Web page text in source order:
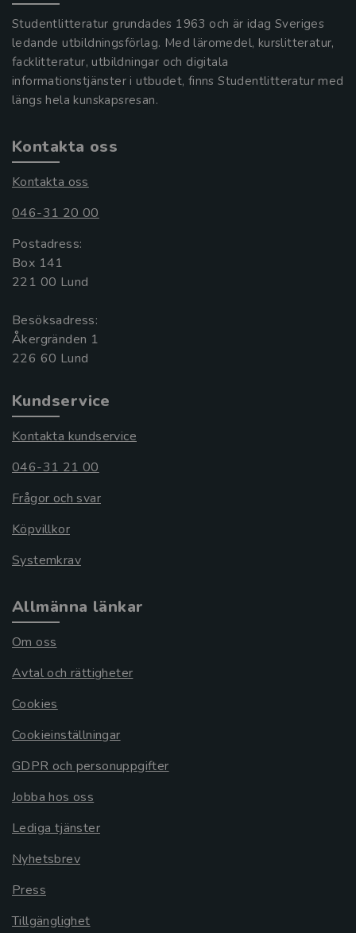
Studentlitteratur grundades 1963 och är idag Sveriges
ledande utbildningsförlag. Med läromedel, kurslitteratur,
facklitteratur, utbildningar och digitala
informationstjänster i utbudet, finns Studentlitteratur med
längs hela kunskapsresan.
Kontakta oss
Kontakta oss
046-31 20 00
Postadress:
Box 141
221 00 Lund
Besöksadress:
Åkergränden 1
Kundservice
Kontakta kundservice
046-31 21 00
Frågor och svar
Köpvillkor
Systemkrav
Allmänna länkar
Om oss
Avtal och rättigheter
Cookies
Cookieinställningar
GDPR och personuppgifter
Jobba hos oss
Lediga tjänster
Nyhetsbrev
Press
Tillgänglighet